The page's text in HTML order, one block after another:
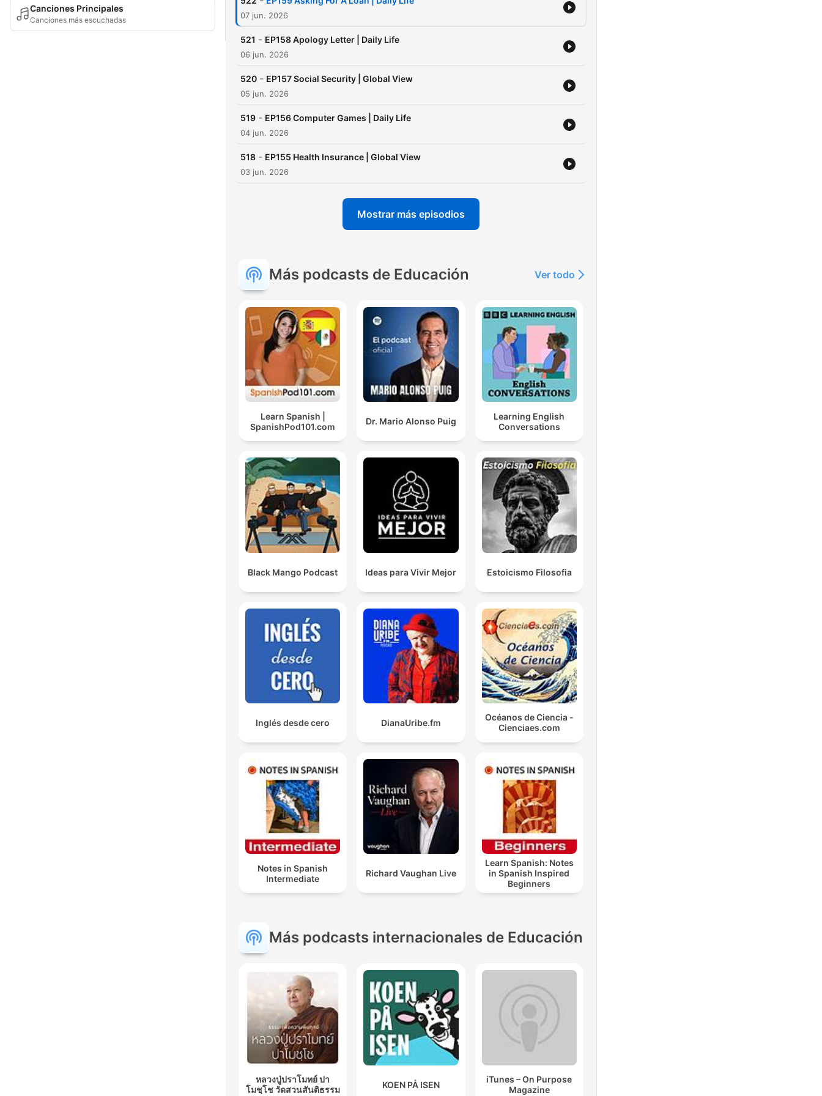
Canciones Principales
Canciones más escuchadas 07 jun. 2026
521 - EP158 Apology Letter | Daily Life
06 jun. 2026
520 - EP157 Social Security | Global View
05 jun. 2026
519 - EP156 Computer Games | Daily Life
04 jun. 2026
518 - EP155 Health Insurance | Global View
03 jun. 2026
Mostrar más episodios
Más podcasts de Educación Ver todo
Learn Spanish |
SpanishPod101.com
Dr. Mario Alonso Puig
Learning English
Conversations
Black Mango Podcast Ideas para Vivir Mejor Estoicismo Filosofia
Inglés desde cero DianaUribe.fm
Océanos de Ciencia -
Cienciaes.com
Notes in Spanish
Intermediate
Richard Vaughan Live
Learn Spanish: Notes
in Spanish Inspired
Beginners
Más podcasts internacionales de Educación
หลวงปู่ปราโมทย์ ปา
โมชฺโช วัดสวนสันติธรรม
KOEN PÅ ISEN
iTunes – On Purpose
Magazine